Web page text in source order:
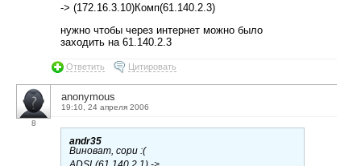
-> (172.16.3.10)Комп(61.140.2.3)
нужно чтобы через интернет можно было
заходить на 61.140.2.3
Ответить Цитировать
8
anonymous
19:10, 24 апреля 2006
andr35
Виноват, сори :(
ADSL(61.140.2.1) ->